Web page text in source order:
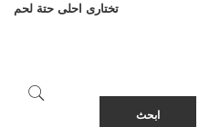
تختارى احلى حتة لحم
ابحث